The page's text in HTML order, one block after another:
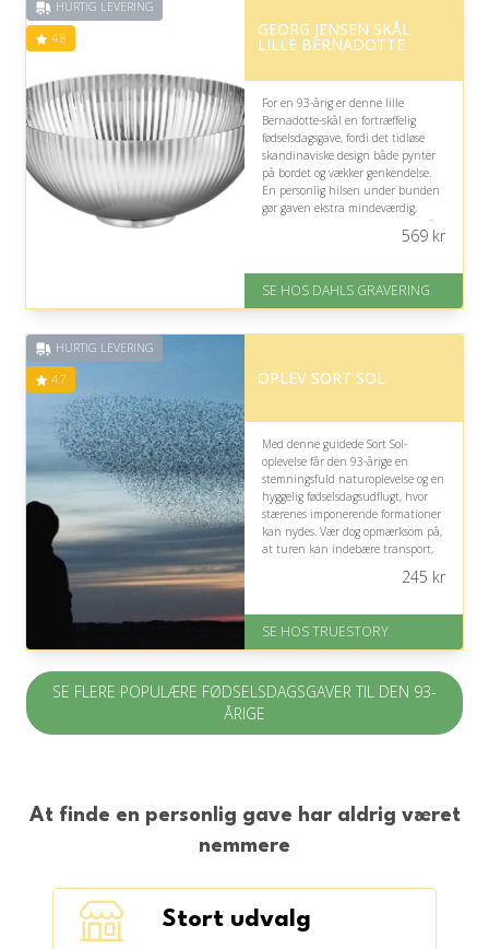
HURTIG LEVERING
4.8 GEORG JENSEN SKÅL
LILLE BERNADOTTE
For en 93-årig er denne lille
Bernadotte-skål en fortræffelig
fødselsdagsgave, fordi det tidløse
skandinaviske design både pynter
på bordet og vækker genkendelse.
En personlig hilsen under bunden
gør gaven ekstra mindeværdig,
mens størrelsen passer fint til små
På lager
Levering: 2-3 dage
Fremragende Trustpilot rating
569kr
SE HOS DAHLS GRAVERING
HURTIG LEVERING
4.7 OPLEV SORT SOL
Med denne guidede Sort Sol-
oplevelse får den 93-årige en
stemningsfuld naturoplevelse og en
hyggelig fødselsdagsudflugt, hvor
stærenes imponerende formationer
kan nydes. Vær dog opmærksom på,
at turen kan indebære transport,
bør passe til energiniveauet.
På lager
Levering: 1-2 dages levering.
samme
Fremragende Trustpilot rating
på 4.7 ud af 5
245 kr
SE HOS TRUESTORY
SE FLERE POPULÆRE FØDSELSDAGSGAVER TIL DEN 93-
ÅRIGE
At finde en personlig gave har aldrig været
nemmere
Stort udvalg